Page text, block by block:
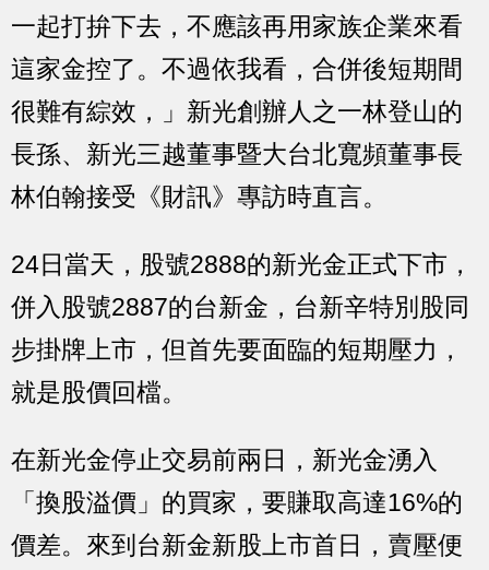
一起打拚下去，不應該再用家族企業來看
這家金控了。不過依我看，合併後短期間
很難有綜效，」新光創辦人之一林登山的
長孫、新光三越董事暨大台北寬頻董事長
林伯翰接受《財訊》專訪時直言。
24日當天，股號2888的新光金正式下市，
併入股號2887的台新金，台新辛特別股同
步掛牌上市，但首先要面臨的短期壓力，
就是股價回檔。
在新光金停止交易前兩日，新光金湧入
「換股溢價」的買家，要賺取高達16%的
價差。來到台新金新股上市首日，賣壓便